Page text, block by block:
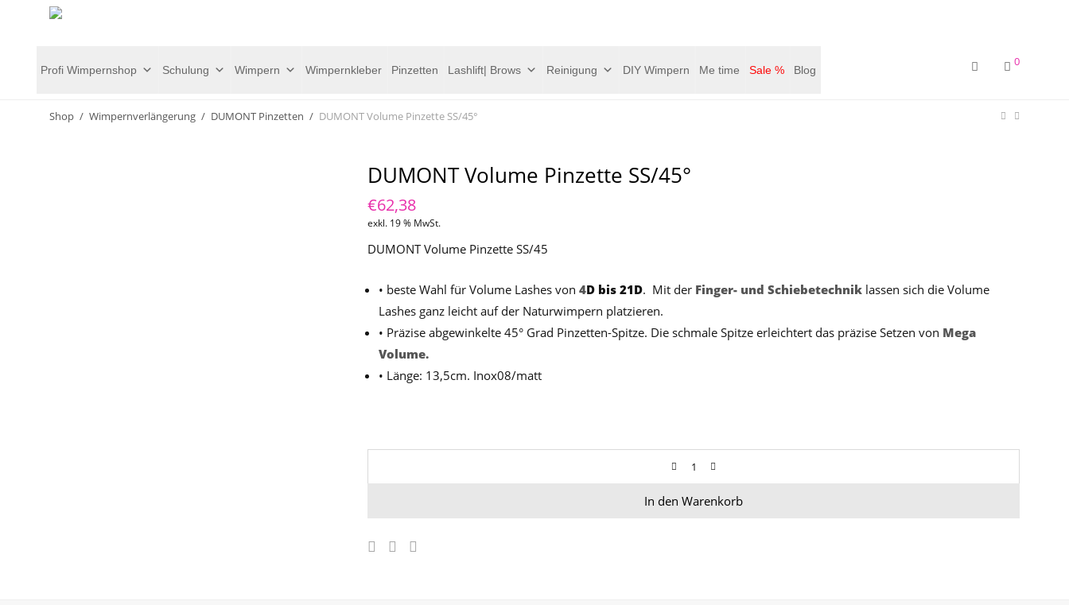
Profi Wimpernshop Schulung Wimpern Wimpernkleber Pinzetten Lashlift| Brows Reinigung DIY Wimpern Me time Sale % Blog
0
Shop / Wimpernverlängerung / DUMONT Pinzetten / DUMONT Volume Pinzette SS/45°
DUMONT Volume Pinzette SS/45°
€62,38
exkl. 19 % MwSt.
DUMONT Volume Pinzette SS/45
• beste Wahl für Volume Lashes von 4D bis 21D. Mit der Finger- und Schiebetechnik lassen sich die Volume
Lashes ganz leicht auf der Naturwimpern platzieren.
• Präzise abgewinkelte 45° Grad Pinzetten-Spitze. Die schmale Spitze erleichtert das präzise Setzen von Mega
Volume.
• Länge: 13,5cm. Inox08/matt
In den Warenkorb